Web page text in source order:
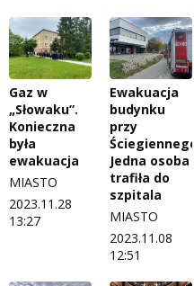
Gaz w
„Słowaku”.
Konieczna
była
ewakuacja
MIASTO
2023.11.28
13:27
Ewakuacja
budynku
przy
Ściegiennego.
Jedna osoba
trafiła do
szpitala
MIASTO
2023.11.08
12:51